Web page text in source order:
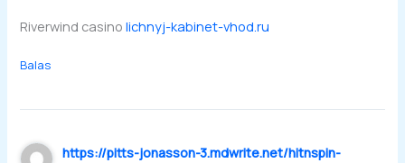
Riverwind casinolichnyj-kabinet-vhod.ru
Balas
https://pitts-jonasson-3.mdwrite.net/hitnspin-